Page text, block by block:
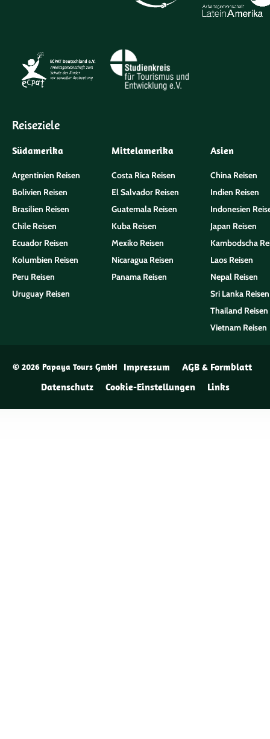
Reiseziele
Südamerika
Argentinien Reisen
Bolivien Reisen
Brasilien Reisen
Chile Reisen
Ecuador Reisen
Kolumbien Reisen
Peru Reisen
Uruguay Reisen
Mittelamerika
Costa Rica Reisen
El Salvador Reisen
Guatemala Reisen
Kuba Reisen
Mexiko Reisen
Nicaragua Reisen
Panama Reisen
Asien
China Reisen
Indien Reisen
Indonesien
Japan Reisen
Kambodscha
Laos Reisen
Nepal Reisen
Sri Lanka Reisen
Thailand Reisen
Vietnam Reisen
© 2026 Papaya Tours GmbH Impressum
AGB & Formblatt
Datenschutz
Cookie-Einstellungen Links